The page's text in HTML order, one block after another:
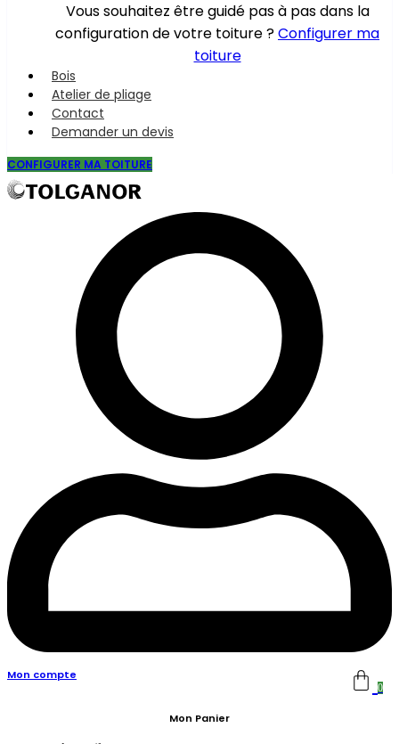
Vous souhaitez être guidé pas à pas dans la
configuration de votre toiture ?Configurer ma
toiture
Bois
Atelier de pliage
Contact
Demander un devis
CONFIGURER MA TOITURE
Mon compte
0
Mon Panier